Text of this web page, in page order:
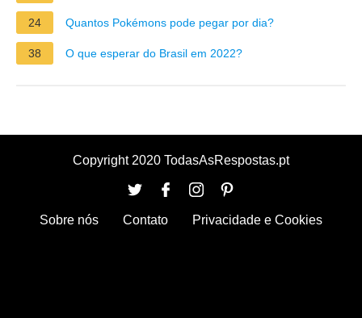
24 Quantos Pokémons pode pegar por dia?
38 O que esperar do Brasil em 2022?
Copyright 2020 TodasAsRespostas.pt
Sobre nós Contato Privacidade e Cookies